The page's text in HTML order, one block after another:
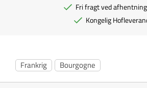
Fri fragt ved
Kongelig
Frankrig
Bourgogne